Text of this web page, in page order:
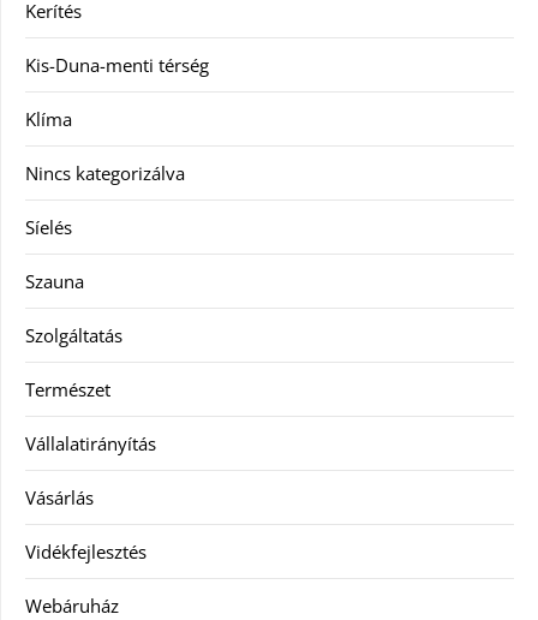
Kerítés
Kis-Duna-menti térség
Klíma
Nincs kategorizálva
Síelés
Szauna
Szolgáltatás
Természet
Vállalatirányítás
Vásárlás
Vidékfejlesztés
Webáruház